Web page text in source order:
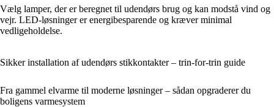
Vælg lamper, der er beregnet til udendørs brug og kan modstå vind og
vejr. LED-løsninger er energibesparende og kræver minimal
vedligeholdelse.
Sikker installation af udendørs stikkontakter – trin-for-trin guide
Fra gammel elvarme til moderne løsninger – sådan opgraderer du
boligens varmesystem